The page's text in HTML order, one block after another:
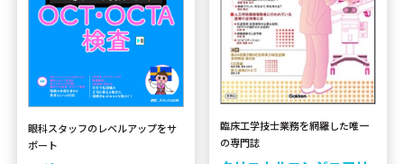
眼科スタッフのレベルアップをサ
ポート
臨床工学技士業務を網羅した唯一
の専門誌